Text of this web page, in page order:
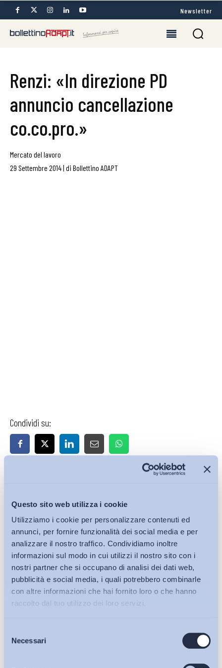
Questo sito web utilizza i cookie
Utilizziamo i cookie per personalizzare contenuti ed
annunci, per fornire funzionalità dei social media e per
analizzare il nostro traffico. Condividiamo inoltre
informazioni sul modo in cui utilizzi il nostro sito con i
nostri partner che si occupano di analisi dei dati web,
pubblicità e social media, i quali potrebbero combinarle
con altre informazioni che hai fornito loro o che hanno
raccolto dal tuo utilizzo dei loro servizi.
delNecessariBollettini ADAPT
Newsletter
Renzi: «In direzione PD
annuncio cancellazione
co.co.pro.»
Mercato del lavoro
29 Settembre 2014| di Bollettino ADAPT
Condividi su: